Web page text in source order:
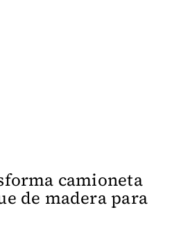
camioneta
de madera para